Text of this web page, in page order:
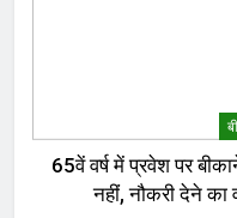
65वें वर्ष में प्रवेश पर
नहीं, नौकरी देने का